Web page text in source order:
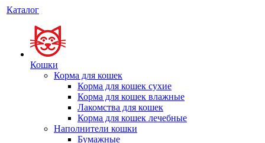
Каталог
Кошки
Корма для кошек
Корма для кошек сухие
Корма для кошек влажные
Лакомства для кошек
Корма для кошек лечебные
Наполнители кошки
Бумажные